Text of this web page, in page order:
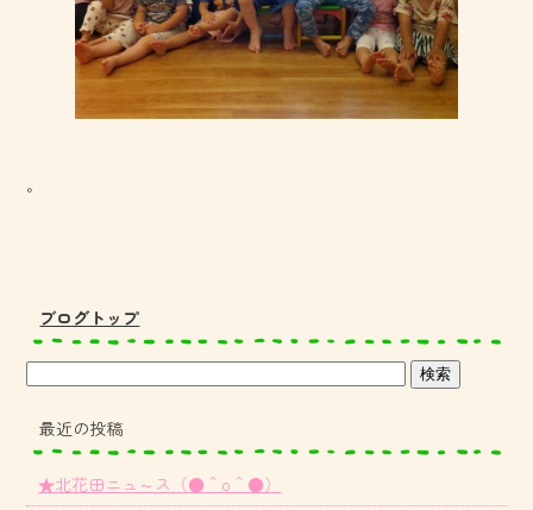
。
ブログトップ
最近の投稿
★北花田ニュ～ス（●＾o＾●）